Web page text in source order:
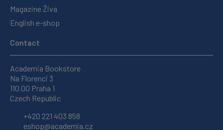
Magazine Živa
English e-shop
Contact
Academia Bookstore
Na Florenci 3
110 00 Praha 1
Czech Republic
+420 221 403 858
eshop@academia.cz